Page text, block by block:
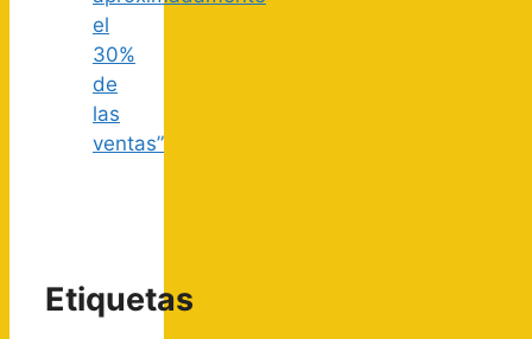
el
30%
de
las
ventas”
Etiquetas